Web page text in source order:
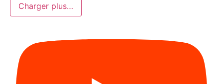
Charger plus…